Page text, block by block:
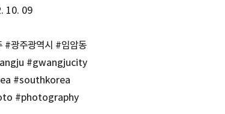
10. 09
#광주광역시 #임암동
#gwangjucity
#southkorea
#photography